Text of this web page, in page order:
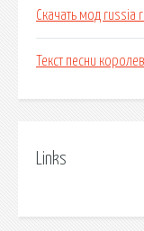
Скачать мод russia
Текст песни
Links